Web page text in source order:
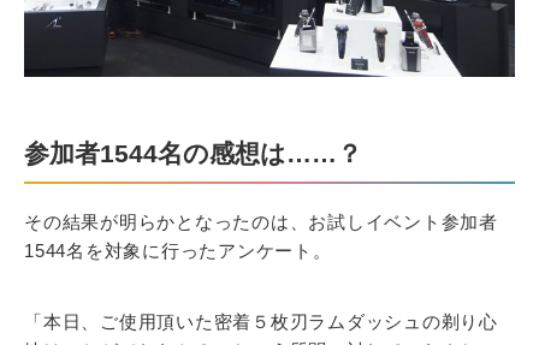
参加者1544名の感想は……？
その結果が明らかとなったのは、お試しイベント参加者
1544名を対象に行ったアンケート。
「本日、ご使用頂いた密着５枚刃ラムダッシュの剃り心